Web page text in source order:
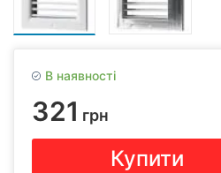
В наявності
321 грн
Купити